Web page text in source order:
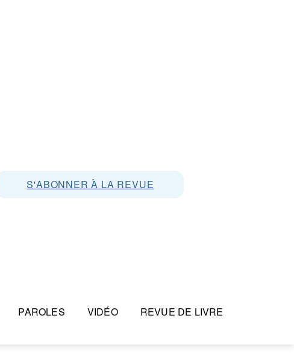
S'ABONNER À LA REVUE
PAROLES VIDÉO REVUE DE LIVRE